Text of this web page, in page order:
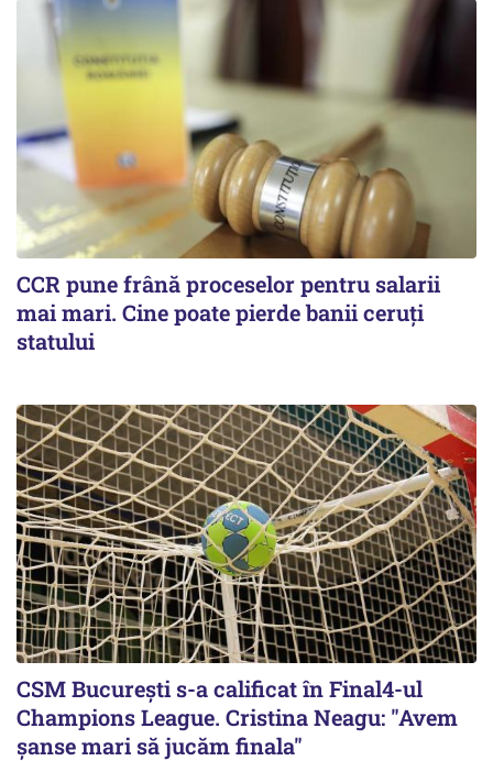
CCR pune frână proceselor pentru salarii
mai mari. Cine poate pierde banii ceruți
statului
CSM București s-a calificat în Final4-ul
Champions League. Cristina Neagu: "Avem
șanse mari să jucăm finala"